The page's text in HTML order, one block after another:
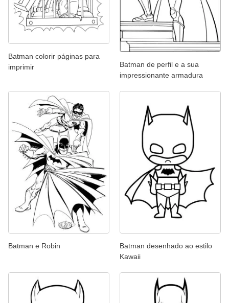
Batman colorir páginas para
imprimir
Batman de perfil e a sua
impressionante armadura
Batman e Robin
Batman desenhado ao estilo
Kawaii